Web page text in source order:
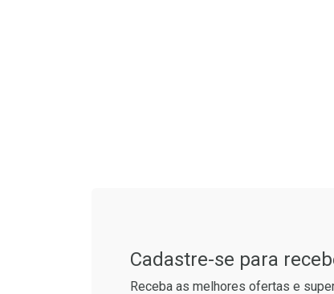
Cadastre-se para
Receba as melhores ofertas e